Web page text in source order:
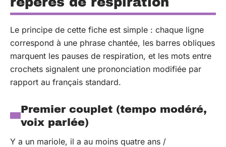
Le principe de cette fiche est simple : chaque ligne
correspond à une phrase chantée, les barres obliques
marquent les pauses de respiration, et les mots entre
crochets signalent une prononciation modifiée par
rapport au français standard.
Premier couplet (tempo modéré,
voix parlée)
Y a un mariole, il a au moins quatre ans /